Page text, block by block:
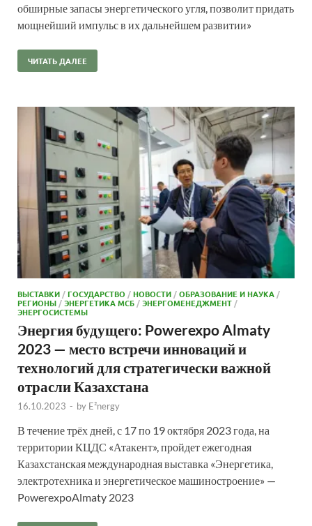
обширные запасы энергетического угля, позволит придать
мощнейший импульс в их дальнейшем развитии»
ЧИТАТЬ ДАЛЕЕ
ВЫСТАВКИ /ГОСУДАРСТВО /НОВОСТИ /ОБРАЗОВАНИЕ И НАУКА /
РЕГИОНЫ /ЭНЕРГЕТИКА МСБ /ЭНЕРГОМЕНЕДЖМЕНТ /
ЭНЕРГОСИСТЕМЫ
Энергия будущего: Powerexpo Almaty
2023 — место встречи инноваций и
технологий для стратегически важной
отрасли Казахстана
16.10.2023 - by E²nergy
В течение трёх дней, с 17 по 19 октября 2023 года, на
территории КЦДС «Атакент», пройдет ежегодная
Казахстанская международная выставка «Энергетика,
электротехника и энергетическое машиностроение» —
PоwerexpoAlmaty 2023